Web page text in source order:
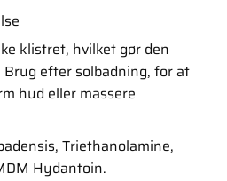
klistret, hvilket gør den
efter solbadning, for at
hud eller massere
Triethanolamine,
Hydantoin.